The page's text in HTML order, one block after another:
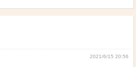
2021/6/15 20:56